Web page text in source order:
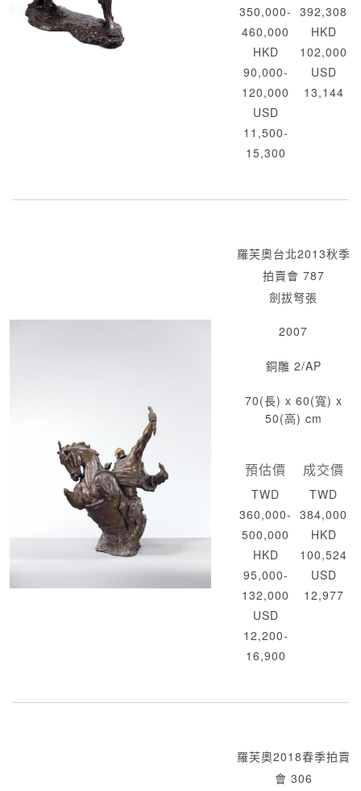
350,000-
460,000
HKD
90,000-
120,000
USD
11,500-
15,300
392,308
HKD
102,000
USD
13,144
羅芙奧台北2013秋季
拍賣會 787
劍拔弩張
2007
銅雕 2/AP
70(長) x 60(寬) x
50(高) cm
預估價
TWD
360,000-
500,000
HKD
95,000-
132,000
USD
12,200-
16,900
成交價
TWD
384,000
HKD
100,524
USD
12,977
羅芙奧2018春季拍賣
會 306